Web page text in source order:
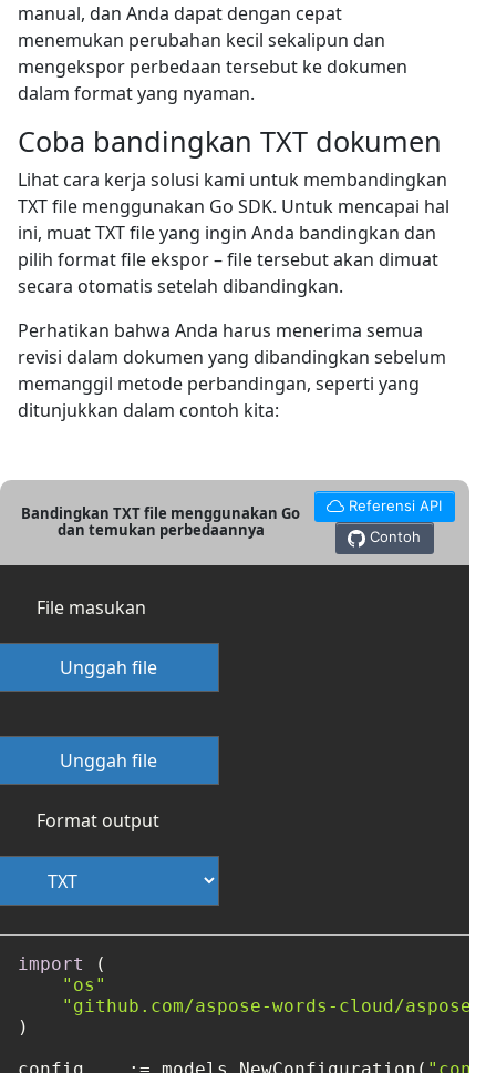
manual, dan Anda dapat dengan cepat
menemukan perubahan kecil sekalipun dan
mengekspor perbedaan tersebut ke dokumen
dalam format yang nyaman.
Coba bandingkan TXT dokumen
Lihat cara kerja solusi kami untuk membandingkan
TXT file menggunakan Go SDK. Untuk mencapai hal
ini, muat TXT file yang ingin Anda bandingkan dan
pilih format file ekspor – file tersebut akan dimuat
secara otomatis setelah dibandingkan.
Perhatikan bahwa Anda harus menerima semua
revisi dalam dokumen yang dibandingkan sebelum
memanggil metode perbandingan, seperti yang
ditunjukkan dalam contoh kita:
Bandingkan TXT file menggunakan Go
dan temukan perbedaannya
Referensi API
Contoh
File masukan
Unggah file
Unggah file
Format output
import
(
"os"
"github.com/aspose-words-cloud/
)